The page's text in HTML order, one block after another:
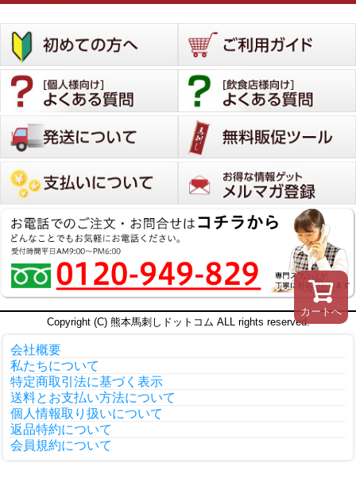
カートへ
Copyright (C) 熊本馬刺しドットコム ALL rights reserved.
会社概要
私たちについて
特定商取引法に基づく表示
送料とお支払い方法について
個人情報取り扱いについて
返品特約について
会員規約について